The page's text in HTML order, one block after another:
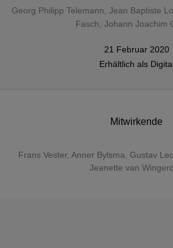
Georg Philipp Telemann , Jean Baptiste
Fasch, Johann Joachim
21 Februar 2020
Erhältlich als Digital
Mitwirkende
Frans Vester, Anner Bylsma Gustav
Jeanette van